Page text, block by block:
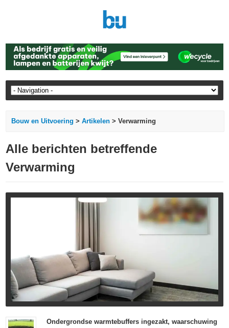
Bouw en Uitvoering >Artikelen > Verwarming
Alle berichten betreffende
Verwarming
Ondergrondse warmtebuffers ingezakt, waarschuwing